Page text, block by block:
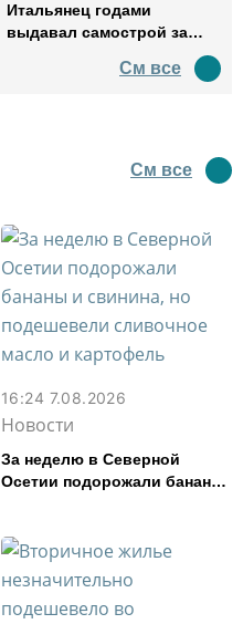
Итальянец годами
выдавал самострой за
водил туда туристов
См все
См все
16:24 7.08.2026
Новости
За неделю в Северной
Осетии подорожали бананы
картофель